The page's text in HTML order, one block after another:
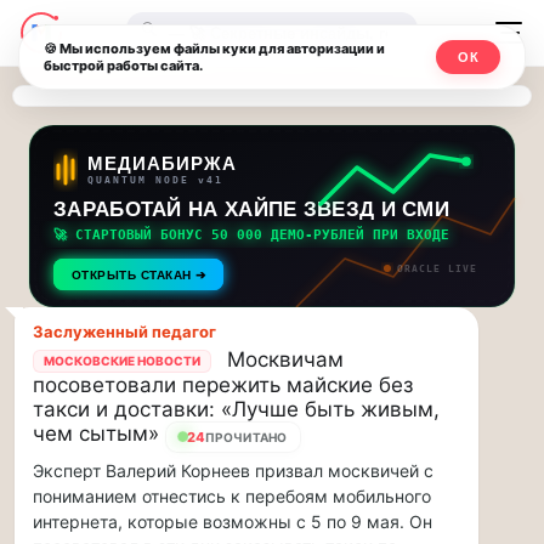
Последние
новости
и
обновления
потока:
Друзья,
приглашаем
на
музыкальную
прогулку
по
Москве
Чайковского!…
приглашаем
на
музыкальную
Москвичи.net
—
Главный
столичный
чат-
мессенджер,
новости
и
инсайды
Москвы
🔍
МЕДИАБИРЖА
QUANTUM NODE v41
ЗАРАБОТАЙ НА ХАЙПЕ ЗВЕЗД И СМИ
🚀 СТАРТОВЫЙ БОНУС 50 000 ДЕМО-РУБЛЕЙ ПРИ ВХОДЕ
ОТКРЫТЬ СТАКАН ➔ ORACLE LIVE
Заслуженный педагог
МОСКОВСКИЕ НОВОСТИ
Москвичам
посоветовали пережить майские без
такси и доставки: «Лучше быть живым,
чем сытым»
24ПРОЧИТАНО
Эксперт Валерий Корнеев призвал москвичей с
пониманием отнестись к перебоям мобильного
интернета, которые возможны с 5 по 9 мая. Он
🍪 Мы используем файлы куки для авторизации и
быстрой работы сайта.
ОК